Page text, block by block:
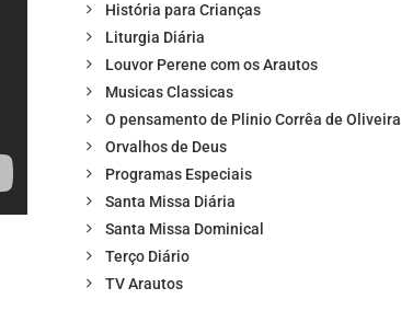
História para Crianças
Liturgia Diária
Louvor Perene com os Arautos
Musicas Classicas
O pensamento de Plinio Corrêa de Oliveira
Orvalhos de Deus
Programas Especiais
Santa Missa Diária
Santa Missa Dominical
Terço Diário
TV Arautos